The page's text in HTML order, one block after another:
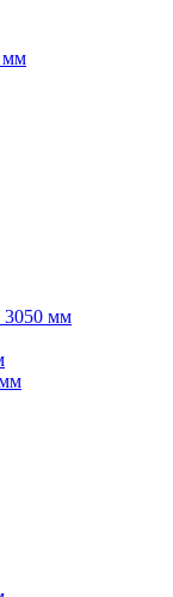
мм
3050 мм